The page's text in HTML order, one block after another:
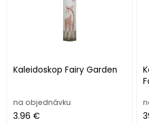
Kaleidoskop Fairy Garden
na objednávku
3.96 €